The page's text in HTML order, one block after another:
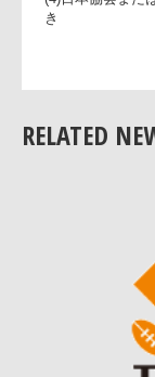
当なプレーと
動、態度もし
(4)日本協会ま
RELATED